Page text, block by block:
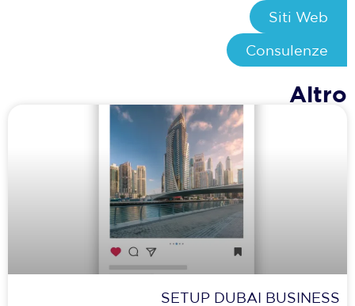
Siti Web
Consulenze
Altro
SETUP DUBAI BUSINESS